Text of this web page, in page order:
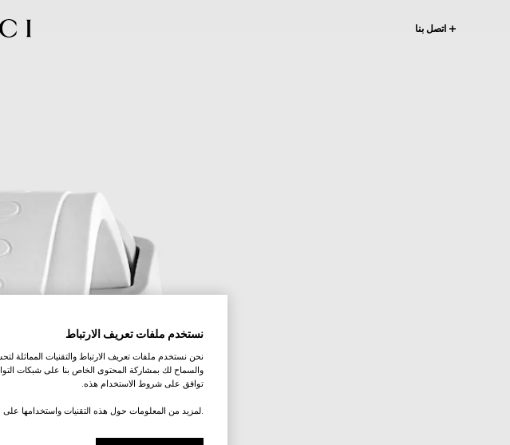
اتصل بنا
نستخدم ملفات تعريف الارتباط
نحن نستخدم ملفات تعريف الارتباط والتقنيات المماثلة
والسماح لك بمشاركة المحتوى الخاص بنا على شبكات
توافق على شروط الاستخدام هذه.
.لمزيد من المعلومات حول هذه التقنيات واستخدامها